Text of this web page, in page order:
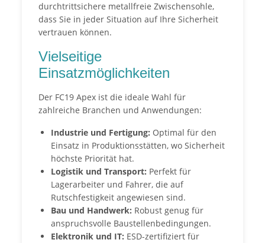
durchtrittsichere metallfreie Zwischensohle,
dass Sie in jeder Situation auf Ihre Sicherheit
vertrauen können.
Vielseitige
Einsatzmöglichkeiten
Der FC19 Apex ist die ideale Wahl für
zahlreiche Branchen und Anwendungen:
Industrie und Fertigung: Optimal für den
Einsatz in Produktionsstätten, wo Sicherheit
höchste Priorität hat.
Logistik und Transport: Perfekt für
Lagerarbeiter und Fahrer, die auf
Rutschfestigkeit angewiesen sind.
Bau und Handwerk: Robust genug für
anspruchsvolle Baustellenbedingungen.
Elektronik und IT: ESD-zertifiziert für